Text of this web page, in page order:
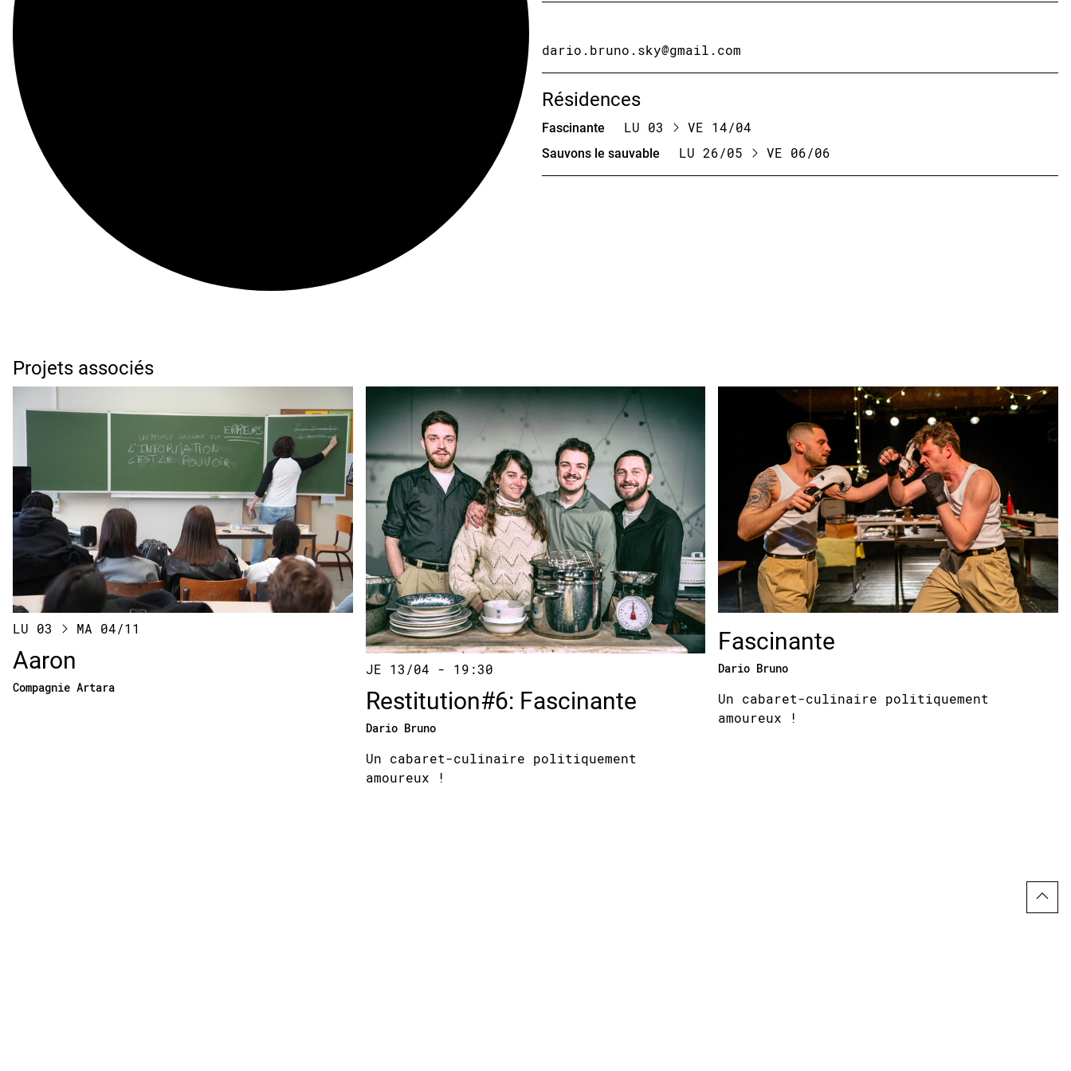
dario.bruno.sky@gmail.com
Résidences
Fascinante LU 03
VE 14/04
Sauvons le sauvable
LU 26/05 VE 06/06
Projets associés
LU 03 MA 04/11
Aaron
Compagnie Artara
JE 13/04 - 19:30
Restitution#6: Fascinante
Dario Bruno
Un cabaret-culinaire politiquement
amoureux !
Fascinante
Dario Bruno
Un cabaret-culinaire politiquement
amoureux !